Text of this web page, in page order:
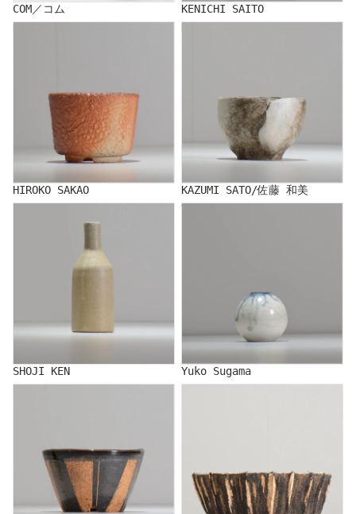
COM／コム
KENICHI SAITO
HIROKO SAKAO
KAZUMI SATO/佐藤 和美
SHOJI KEN
Yuko Sugama
Yuko Sugama